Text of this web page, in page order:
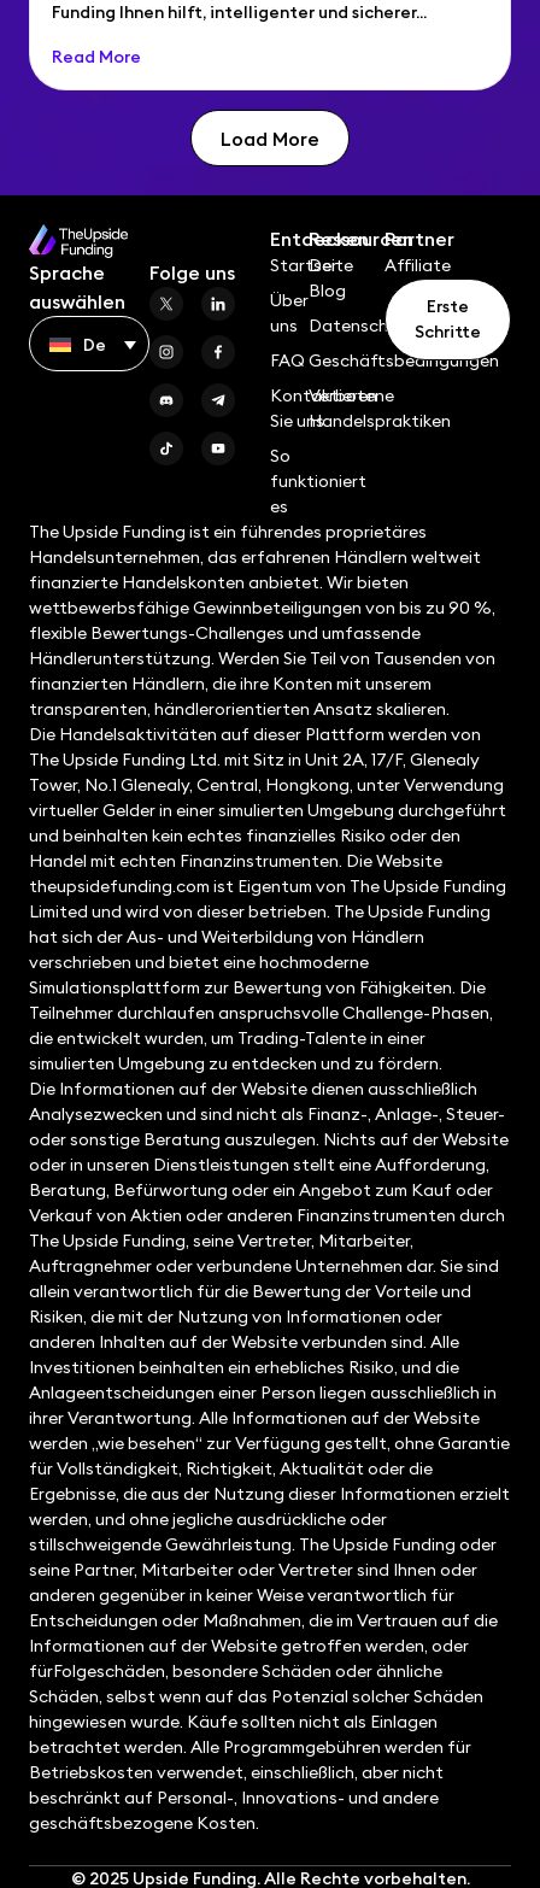
Funding Ihnen hilft, intelligenter und sicherer...
Read More
Load More
Sprache
auswählen
De
Folge uns
Entdecken
Startseite
Über
uns
FAQ
Kontaktieren
Sie uns
So
funktioniert
es
Ressourcen
Der
Blog
Datenschutzrichtlinie
Geschäftsbedingungen
Verbotene
Handelspraktiken
Partner
Affiliate
Erste
Schritte
The Upside Funding ist ein führendes proprietäres
Handelsunternehmen, das erfahrenen Händlern weltweit
finanzierte Handelskonten anbietet. Wir bieten
wettbewerbsfähige Gewinnbeteiligungen von bis zu 90 %,
flexible Bewertungs-Challenges und umfassende
Händlerunterstützung. Werden Sie Teil von Tausenden von
finanzierten Händlern, die ihre Konten mit unserem
transparenten, händlerorientierten Ansatz skalieren.
Die Handelsaktivitäten auf dieser Plattform werden von
The Upside Funding Ltd. mit Sitz in Unit 2A, 17/F, Glenealy
Tower, No.1 Glenealy, Central, Hongkong, unter Verwendung
virtueller Gelder in einer simulierten Umgebung durchgeführt
und beinhalten kein echtes finanzielles Risiko oder den
Handel mit echten Finanzinstrumenten. Die Website
theupsidefunding.com ist Eigentum von The Upside Funding
Limited und wird von dieser betrieben. The Upside Funding
hat sich der Aus- und Weiterbildung von Händlern
verschrieben und bietet eine hochmoderne
Simulationsplattform zur Bewertung von Fähigkeiten. Die
Teilnehmer durchlaufen anspruchsvolle Challenge-Phasen,
die entwickelt wurden, um Trading-Talente in einer
simulierten Umgebung zu entdecken und zu fördern.
Die Informationen auf der Website dienen ausschließlich
Analysezwecken und sind nicht als Finanz-, Anlage-, Steuer-
oder sonstige Beratung auszulegen. Nichts auf der Website
oder in unseren Dienstleistungen stellt eine Aufforderung,
Beratung, Befürwortung oder ein Angebot zum Kauf oder
Verkauf von Aktien oder anderen Finanzinstrumenten durch
The Upside Funding, seine Vertreter, Mitarbeiter,
Auftragnehmer oder verbundene Unternehmen dar. Sie sind
allein verantwortlich für die Bewertung der Vorteile und
Risiken, die mit der Nutzung von Informationen oder
anderen Inhalten auf der Website verbunden sind. Alle
Investitionen beinhalten ein erhebliches Risiko, und die
Anlageentscheidungen einer Person liegen ausschließlich in
ihrer Verantwortung. Alle Informationen auf der Website
werden „wie besehen“ zur Verfügung gestellt, ohne Garantie
für Vollständigkeit, Richtigkeit, Aktualität oder die
Ergebnisse, die aus der Nutzung dieser Informationen erzielt
werden, und ohne jegliche ausdrückliche oder
stillschweigende Gewährleistung. The Upside Funding oder
seine Partner, Mitarbeiter oder Vertreter sind Ihnen oder
anderen gegenüber in keiner Weise verantwortlich für
Entscheidungen oder Maßnahmen, die im Vertrauen auf die
Informationen auf der Website getroffen werden, oder
fürFolgeschäden, besondere Schäden oder ähnliche
Schäden, selbst wenn auf das Potenzial solcher Schäden
hingewiesen wurde. Käufe sollten nicht als Einlagen
betrachtet werden. Alle Programmgebühren werden für
Betriebskosten verwendet, einschließlich, aber nicht
beschränkt auf Personal-, Innovations- und andere
geschäftsbezogene Kosten.
© 2025 Upside Funding. Alle Rechte vorbehalten.